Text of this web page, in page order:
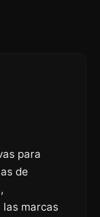
para
de
las marcas